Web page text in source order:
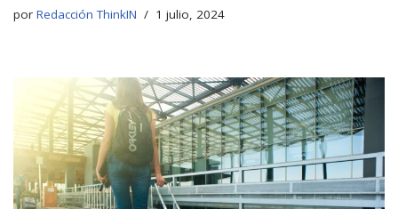
por Redacción ThinkIN 1 julio, 2024